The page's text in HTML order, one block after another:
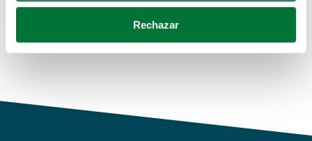
para buscar características específicas (huellas
Obtenga más información sobre cómo se procesan sus
de cookies.
Rechazar